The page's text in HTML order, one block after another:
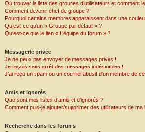
Où trouver la liste des groupes d’utilisateurs et comment
Comment devenir chef de groupe ?
Pourquoi certains membres apparaissent dans une
Qu’est-ce qu’un « Groupe par défaut » ?
Qu’est-ce que le lien « L’équipe du forum » ?
Messagerie privée
Je ne peux pas envoyer de messages privés !
Je reçois sans arrêt des messages indésirables !
J’ai reçu un spam ou un courriel abusif d’un membre de
Amis et ignorés
Que sont mes listes d’amis et d’ignorés ?
Comment puis-je ajouter/supprimer des utilisateurs de ma
Recherche dans les forums